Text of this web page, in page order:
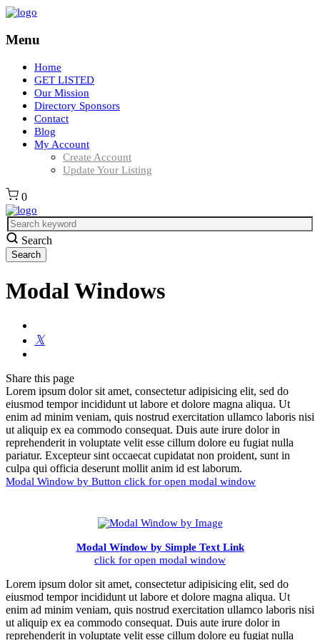
Menu
Home
GET LISTED
Our Mission
Directory Sponsors
Contact
Blog
My Account
Create Account
Update Your Listing
0
Search
Modal Windows
Share this page
Lorem ipsum dolor sit amet, consectetur adipisicing elit, sed do
eiusmod tempor incididunt ut labore et dolore magna aliqua. Ut
enim ad minim veniam, quis nostrud exercitation ullamco laboris nisi
ut aliquip ex ea commodo consequat. Duis aute irure dolor in
reprehenderit in voluptate velit esse cillum dolore eu fugiat nulla
pariatur. Excepteur sint occaecat cupidatat non proident, sunt in
culpa qui officia deserunt mollit anim id est laborum.
Modal Window by Button click for open modal window
Modal Window by Simple Text Link
click for open modal window
Lorem ipsum dolor sit amet, consectetur adipisicing elit, sed do
eiusmod tempor incididunt ut labore et dolore magna aliqua. Ut
enim ad minim veniam, quis nostrud exercitation ullamco laboris nisi
ut aliquip ex ea commodo consequat. Duis aute irure dolor in
reprehenderit in voluptate velit esse cillum dolore eu fugiat nulla